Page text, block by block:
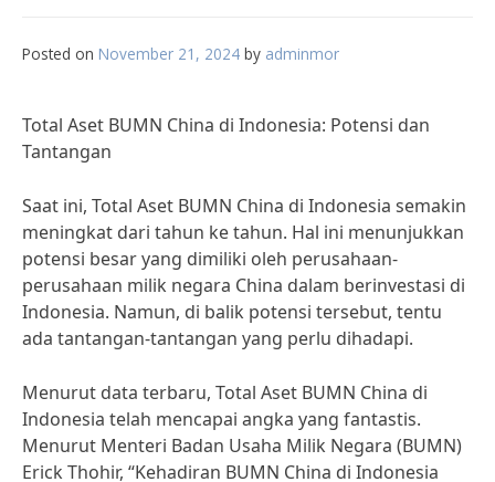
Posted on November 21, 2024 by adminmor
Total Aset BUMN China di Indonesia: Potensi dan
Tantangan
Saat ini, Total Aset BUMN China di Indonesia semakin
meningkat dari tahun ke tahun. Hal ini menunjukkan
potensi besar yang dimiliki oleh perusahaan-
perusahaan milik negara China dalam berinvestasi di
Indonesia. Namun, di balik potensi tersebut, tentu
ada tantangan-tantangan yang perlu dihadapi.
Menurut data terbaru, Total Aset BUMN China di
Indonesia telah mencapai angka yang fantastis.
Menurut Menteri Badan Usaha Milik Negara (BUMN)
Erick Thohir, “Kehadiran BUMN China di Indonesia